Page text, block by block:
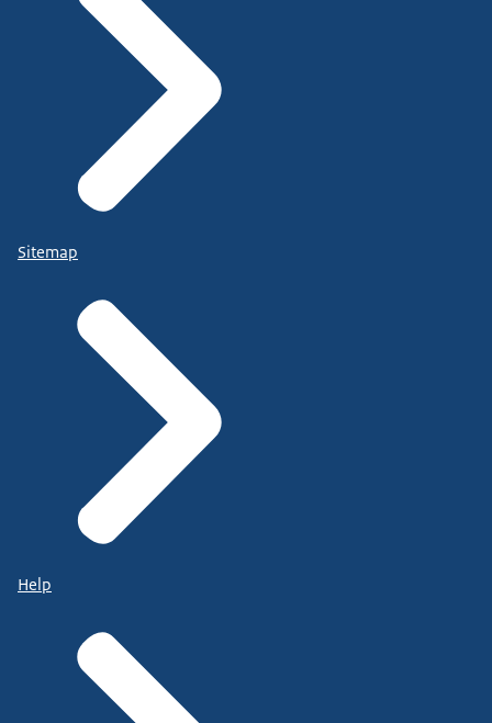
Sitemap
Help